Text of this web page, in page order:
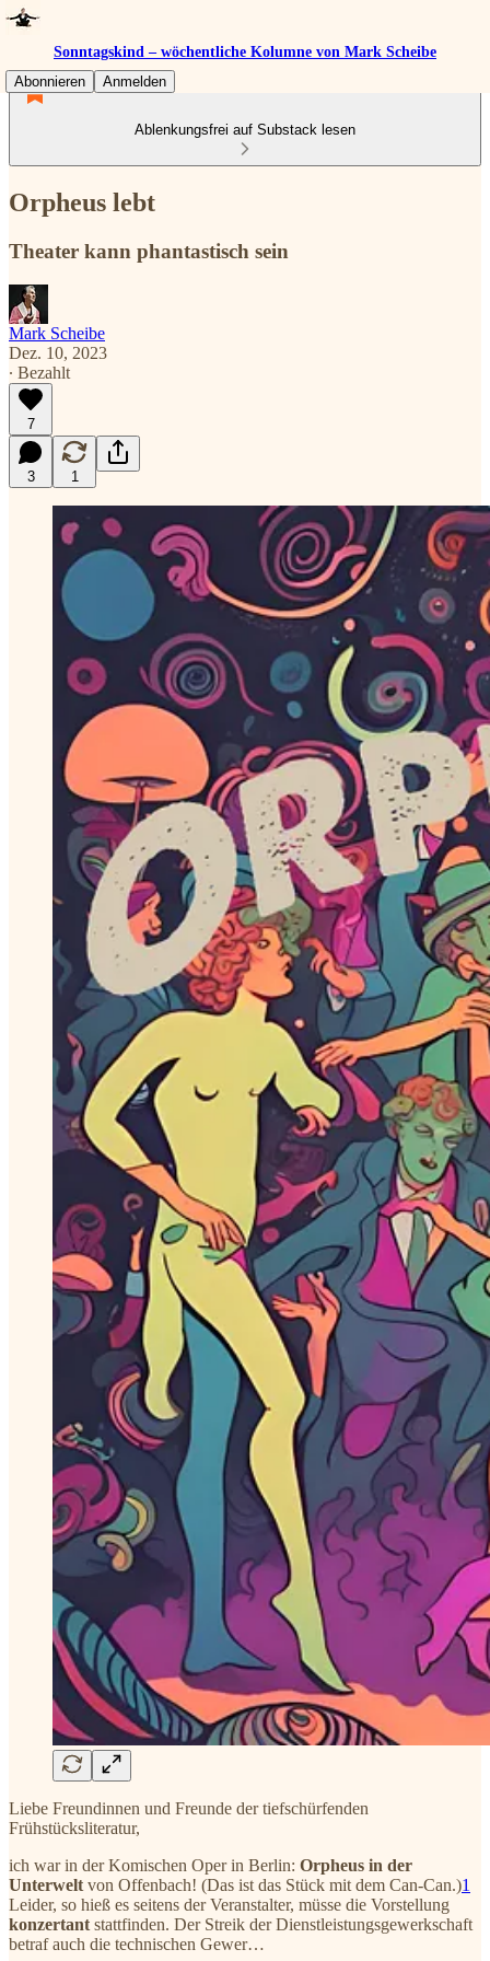
Sonntagskind – wöchentliche Kolumne von Mark Scheibe
Abonnieren
Anmelden
Ablenkungsfrei auf Substack lesen
Orpheus lebt
Theater kann phantastisch sein
Mark Scheibe
Dez. 10, 2023
∙ Bezahlt
7
3 1
Liebe Freundinnen und Freunde der tiefschürfenden
Frühstücksliteratur,
ich war in der Komischen Oper in Berlin: Orpheus in der
Unterwelt von Offenbach! (Das ist das Stück mit dem Can-Can.)1
Leider, so hieß es seitens der Veranstalter, müsse die Vorstellung
konzertant stattfinden. Der Streik der Dienstleistungsgewerkschaft
betraf auch die technischen Gewer…